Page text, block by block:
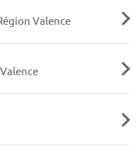
Valence